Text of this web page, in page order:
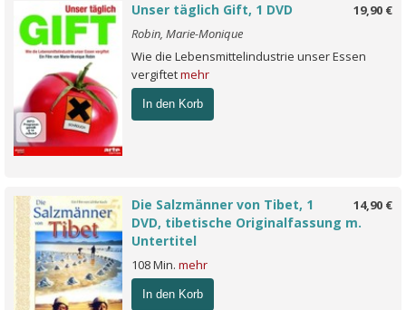
19,90 €
Unser täglich Gift, 1 DVD
Robin, Marie-Monique
Wie die Lebensmittelindustrie unser Essen
vergiftetmehr
In den Korb
14,90 €
Die Salzmänner von Tibet, 1
DVD, tibetische Originalfassung m.
Untertitel
108 Min. mehr
In den Korb